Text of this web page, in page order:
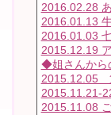
2016.02.28
2016.01.13
2016.01.03
2015.12.19
◆姐さんから
2015.12.05
2015.11.21-
2015.11.08